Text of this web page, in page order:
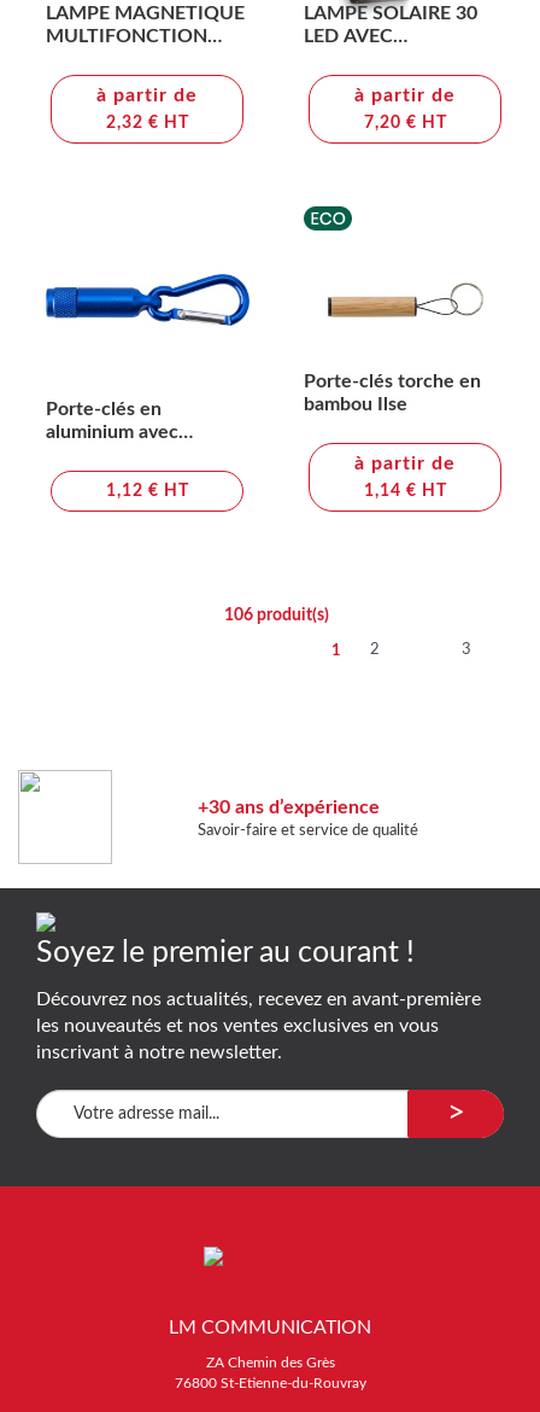
LAMPE MAGNETIQUE
MULTIFONCTION
SIGNALISATION
à partir de
2,32 € HT
LAMPE SOLAIRE 30
LED AVEC
MOUVEMENT
à partir de
7,20 € HT
Porte-clés en
aluminium avec
1,12 € HT
Porte-clés torche en
bambou Ilse
à partir de
1,14 € HT
106produit(s)
1 2 3
+30 ans d’expérience
Savoir-faire et service de qualité
Soyez le premier au courant !
Découvrez nos actualités, recevez en avant-première
les nouveautés et nos ventes exclusives en vous
inscrivant à notre newsletter.
>
LM COMMUNICATION
ZA Chemin des Grès
76800 St-Etienne-du-Rouvray